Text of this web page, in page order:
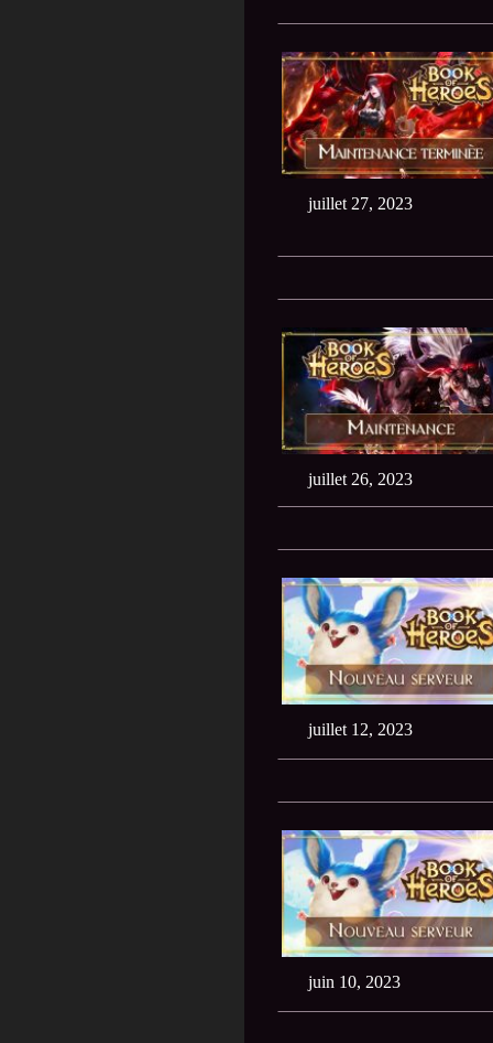
juillet 27, 2023
juillet 26, 2023
juillet 12, 2023
juin 10, 2023